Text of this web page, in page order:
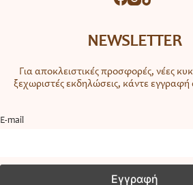
NEWSLETTER
Για αποκλειστικές προσφορές, νέες
ξεχωριστές εκδηλώσεις, κάντε
Ε-mail